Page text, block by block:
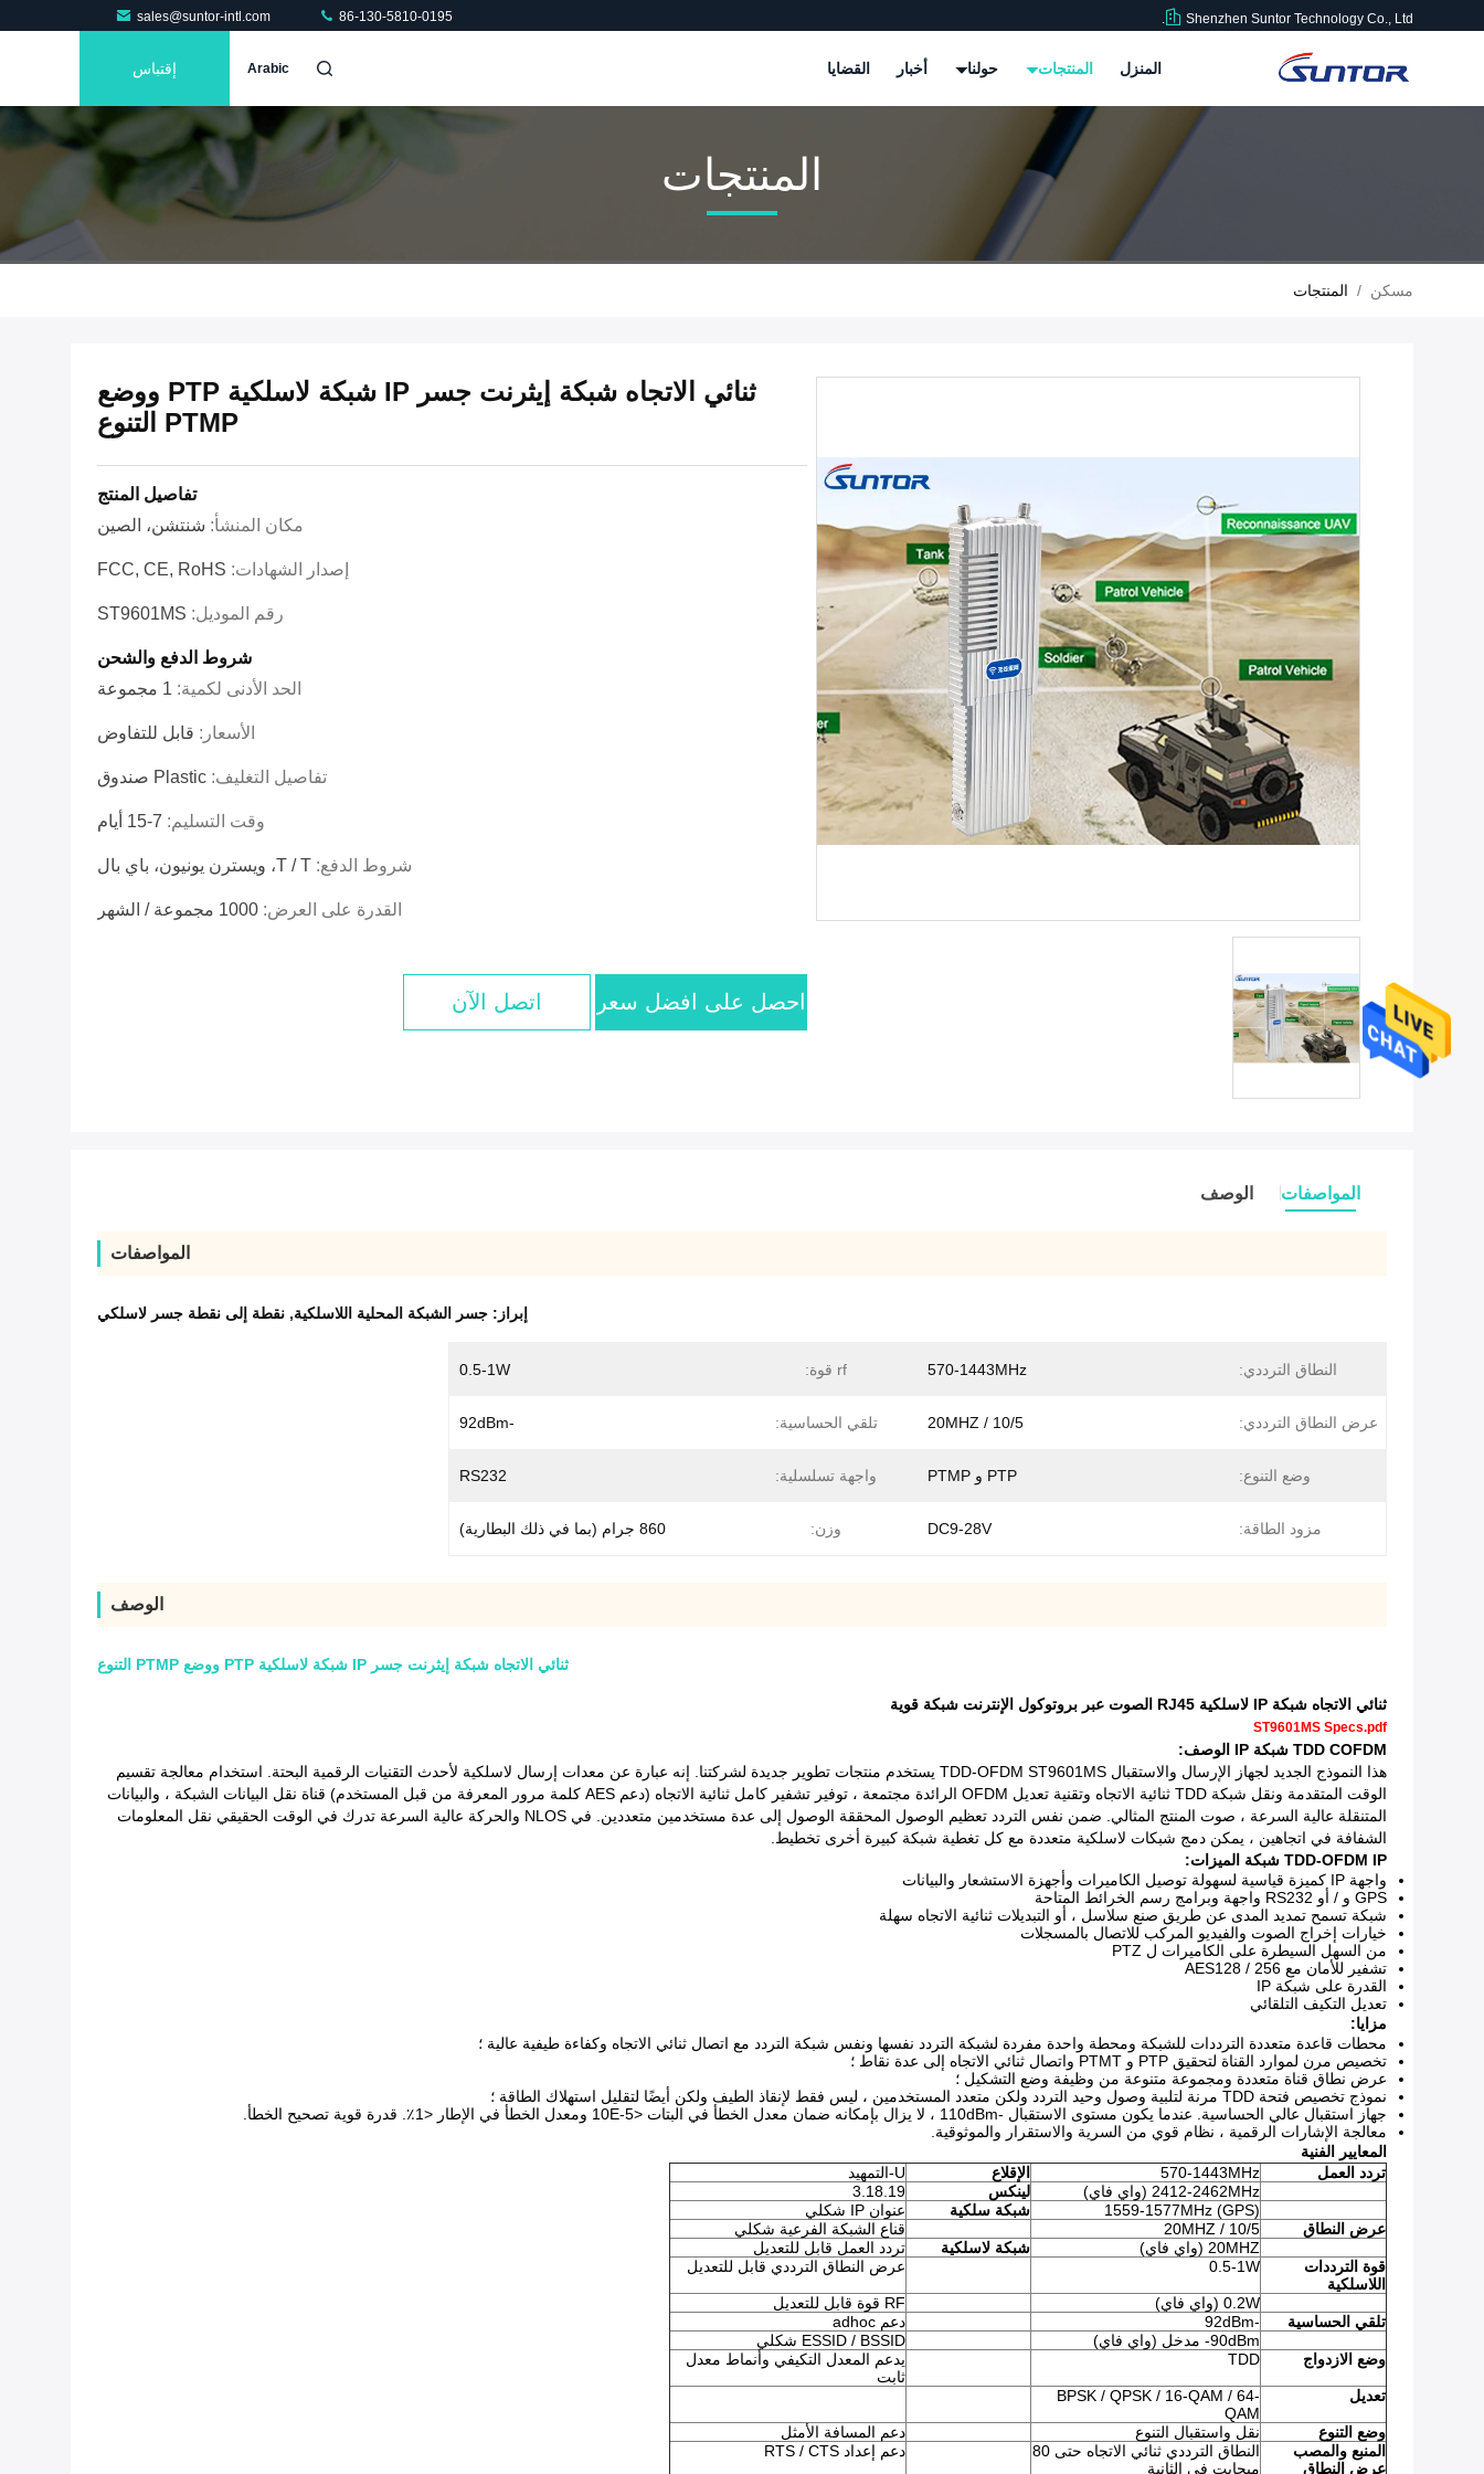
Shenzhen Suntor Technology Co., Ltd.
sales@suntor-intl.com 86-130-5810-0195
المنزل المنتجات حولنا أخبار القضايا Arabic إقتباس
المنتجات
مسكن / المنتجات
ثنائي الاتجاه شبكة إيثرنت جسر IP شبكة لاسلكية PTP ووضع
PTMP التنوع
تفاصيل المنتج
مكان المنشأ: شنتشن، الصين
إصدار الشهادات: FCC, CE, RoHS
رقم الموديل: ST9601MS
شروط الدفع والشحن
الحد الأدنى لكمية: 1 مجموعة
الأسعار: قابل للتفاوض
تفاصيل التغليف: Plastic صندوق
وقت التسليم: 7-15 أيام
شروط الدفع: T / T، ويسترن يونيون، باي بال
القدرة على العرض: 1000 مجموعة / الشهر
احصل على افضل سعر اتصل الآن
المواصفات الوصف
المواصفات
إبراز: جسر الشبكة المحلية اللاسلكية, نقطة إلى نقطة جسر لاسلكي
النطاق الترددي: 570-1443MHz rf قوة: 0.5-1W
عرض النطاق الترددي: 10/5 / 20MHZ تلقي الحساسية: -92dBm
وضع التنوع: PTP و PTMP واجهة تسلسلية: RS232
مزود الطاقة: DC9-28V وزن: 860 جرام (بما في ذلك البطارية)
الوصف
ثنائي الاتجاه شبكة إيثرنت جسر IP شبكة لاسلكية PTP ووضع PTMP التنوع
ثنائي الاتجاه شبكة IP لاسلكية RJ45 الصوت عبر بروتوكول الإنترنت شبكة قوية
ST9601MS Specs.pdf
TDD COFDM شبكة IP الوصف:
هذا النموذج الجديد لجهاز الإرسال والاستقبال TDD-OFDM ST9601MS يستخدم منتجات تطوير جديدة لشركتنا. إنه عبارة عن معدات إرسال لاسلكية لأحدث التقنيات الرقمية البحتة. استخدام معالجة تقسيم
الوقت المتقدمة ونقل شبكة TDD ثنائية الاتجاه وتقنية تعديل OFDM الرائدة مجتمعة ، توفير تشفير كامل ثنائية الاتجاه (دعم AES كلمة مرور المعرفة من قبل المستخدم) قناة نقل البيانات الشبكة ، والبيانات
المتنقلة عالية السرعة ، صوت المنتج المثالي.
ضمن نفس التردد تعظيم الوصول المحققة الوصول إلى عدة مستخدمين متعددين.
في NLOS والحركة عالية السرعة تدرك في الوقت الحقيقي نقل المعلومات
الشفافة في اتجاهين ، يمكن دمج شبكات لاسلكية متعددة مع كل تغطية شبكة كبيرة أخرى تخطيط.
TDD-OFDM IP شبكة الميزات:
واجهة IP كميزة قياسية لسهولة توصيل الكاميرات وأجهزة الاستشعار والبيانات
GPS و / أو RS232 واجهة وبرامج رسم الخرائط المتاحة
شبكة تسمح تمديد المدى عن طريق صنع سلاسل ، أو التبديلات ثنائية الاتجاه سهلة
خيارات إخراج الصوت والفيديو المركب للاتصال بالمسجلات
من السهل السيطرة على الكاميرات ل PTZ
تشفير للأمان مع AES128 / 256
القدرة على شبكة IP
تعديل التكيف التلقائي
مزايا:
محطات قاعدة متعددة الترددات للشبكة ومحطة واحدة مفردة لشبكة التردد نفسها ونفس شبكة التردد مع اتصال ثنائي الاتجاه وكفاءة طيفية عالية ؛
تخصيص مرن لموارد القناة لتحقيق PTP و PTMT واتصال ثنائي الاتجاه إلى عدة نقاط ؛
عرض نطاق قناة متعددة ومجموعة متنوعة من وظيفة وضع التشكيل ؛
نموذج تخصيص فتحة TDD مرنة لتلبية وصول وحيد التردد ولكن متعدد المستخدمين ، ليس فقط لإنقاذ الطيف ولكن أيضًا لتقليل استهلاك الطاقة ؛
جهاز استقبال عالي الحساسية. عندما يكون مستوى الاستقبال -110dBm ، لا يزال بإمكانه ضمان معدل الخطأ في البتات <10E-5 ومعدل الخطأ في الإطار <1٪.
قدرة قوية تصحيح الخطأ.
معالجة الإشارات الرقمية ، نظام قوي من السرية والاستقرار والموثوقية.
المعايير الفنية
تردد العمل
570-1443MHz الإقلاع
U-التمهيد
2412-2462MHz (واي فاي)
لينكس
3.18.19
1559-1577MHz (GPS)
شبكة سلكية
عنوان IP شكلي
عرض النطاق
10/5 / 20MHZ
قناع الشبكة الفرعية شكلي
20MHZ (واي فاي)
شبكة لاسلكية
تردد العمل قابل للتعديل
قوة الترددات
اللاسلكية
0.5-1W عرض النطاق الترددي قابل للتعديل
0.2W (واي فاي)
RF قوة قابل للتعديل
تلقي الحساسية
-92dBm
دعم adhoc
90dBm- مدخل (واي فاي)
ESSID / BSSID شكلي
وضع الازدواج
TDD
يدعم المعدل التكيفي وأنماط معدل
ثابت
تعديل
BPSK / QPSK / 16-QAM / 64-
QAM
وضع التنوع
نقل واستقبال التنوع
دعم المسافة الأمثل
المنبع والمصب
عرض النطاق
النطاق الترددي ثنائي الاتجاه حتى 80
ميجابت في الثانية
دعم إعداد RTS / CTS